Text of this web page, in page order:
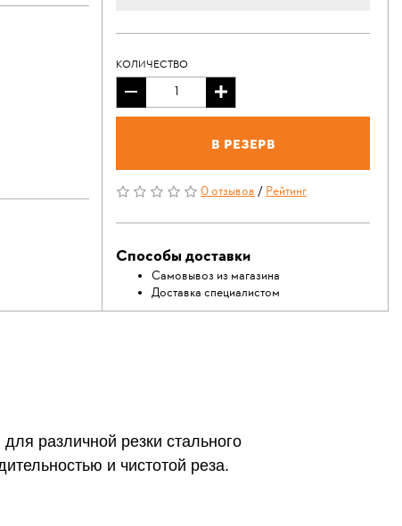
КОЛИЧЕСТВО
В резерв
0 отзывов/Рейтинг
Способы доставки
Самовывоз из магазина
Доставка специалистом
различной резки стального
и чистотой реза.